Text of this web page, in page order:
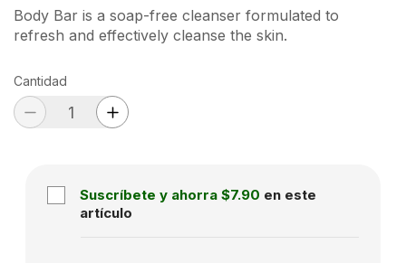
Body Bar is a soap-free cleanser formulated to
refresh and effectively cleanse the skin.
Cantidad
Suscríbete y ahorra $7.90 en este
artículo